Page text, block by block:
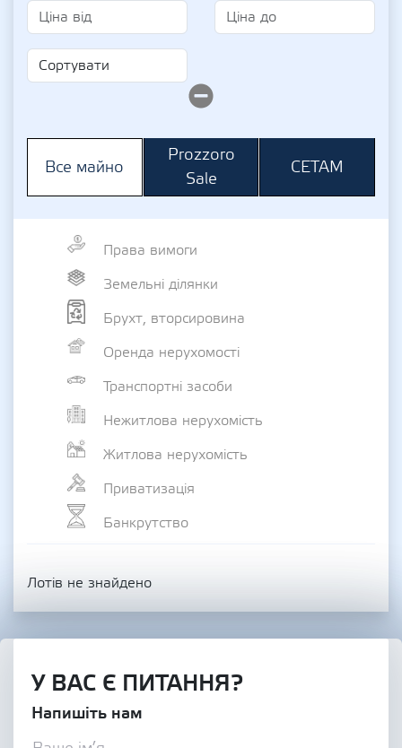
Все майно
Prozzoro
Sale
СЕТАМ
Права вимоги
Земельні ділянки
Брухт, вторсировина
Оренда нерухомості
Транспортні засоби
Нежитлова нерухомість
Житлова нерухомість
Приватизація
Банкрутство
Лотів не знайдено
У ВАС Є ПИТАННЯ?
Напишіть нам